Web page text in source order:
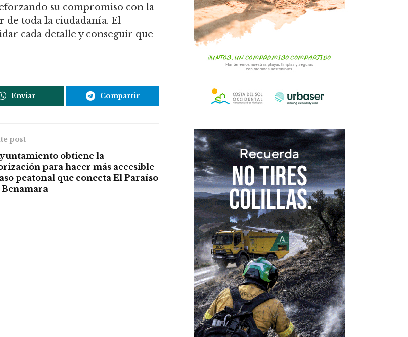
su compromiso con la
de toda la ciudadanía. El
cada detalle y conseguir que
Enviar Compartir
post
obtiene la
para hacer más accesible
peatonal que conecta El Paraíso